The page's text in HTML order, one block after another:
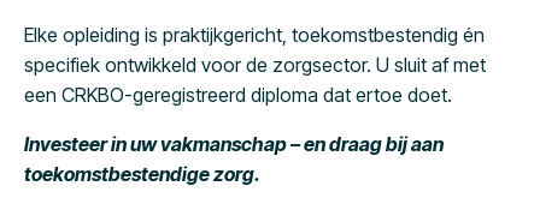
Elke opleiding is praktijkgericht, toekomstbestendig én
specifiek ontwikkeld voor de zorgsector. U sluit af met
een CRKBO-geregistreerd diploma dat ertoe doet.
Investeer in uw vakmanschap – en draag bij aan
toekomstbestendige zorg.